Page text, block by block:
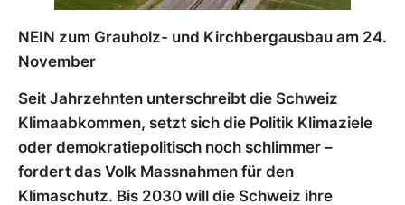
NEIN zum Grauholz- und Kirchbergausbau am 24.
November
Seit Jahrzehnten unterschreibt die Schweiz
Klimaabkommen, setzt sich die Politik Klimaziele
oder demokratiepolitisch noch schlimmer –
fordert das Volk Massnahmen für den
Klimaschutz. Bis 2030 will die Schweiz ihre